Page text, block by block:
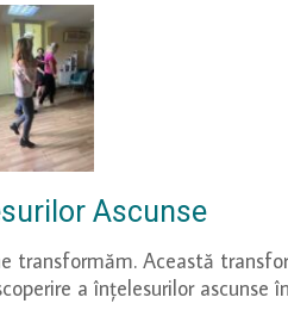
Ascunse
Această
a înțelesurilor ascunse